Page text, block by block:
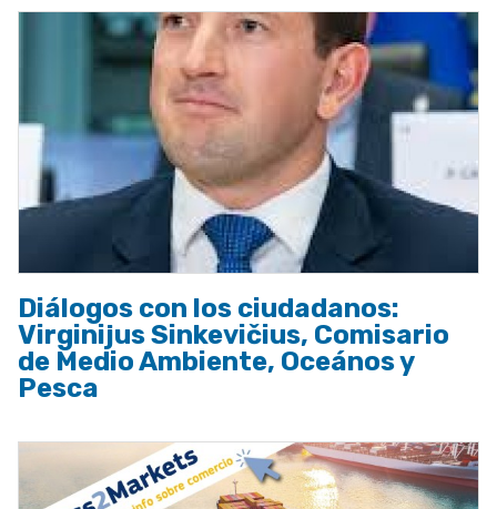
Diálogos con los ciudadanos:
Virginijus Sinkevičius, Comisario
de Medio Ambiente, Oceános y
Pesca